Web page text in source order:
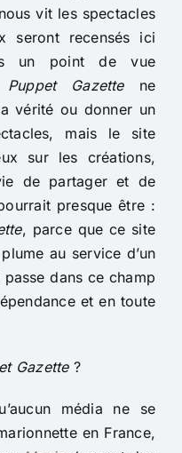
vit les spectacles
seront recensés ici
un point de vue
Puppet Gazettene
vérité ou donner un
mais le site
sur les créations,
de partager et de
presque être :
, parce que ce site
au service d’un
dans ce champ
et en toute
Gazette?
média ne se
en France,